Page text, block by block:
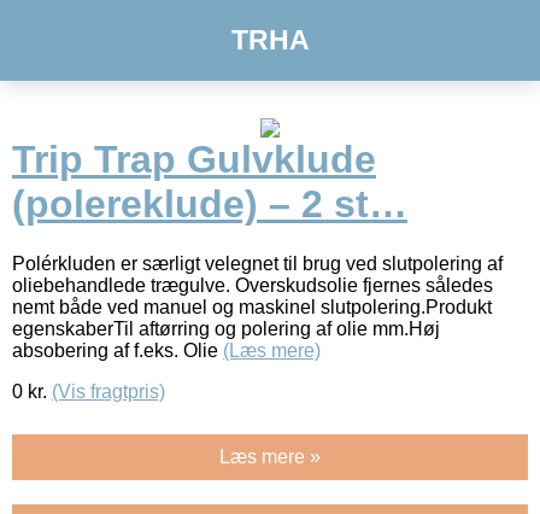
TRHA
Trip Trap Gulvklude
(polereklude) – 2 st…
Polérkluden er særligt velegnet til brug ved slutpolering af
oliebehandlede trægulve. Overskudsolie fjernes således
nemt både ved manuel og maskinel slutpolering.Produkt
egenskaberTil aftørring og polering af olie mm.Høj
absobering af f.eks. Olie (Læs mere)
0 kr. (Vis fragtpris)
Læs mere »